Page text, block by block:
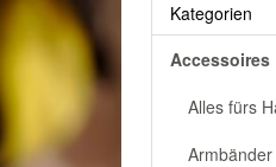
Kategorien
Accessoires
Alles fürs
Armbänder